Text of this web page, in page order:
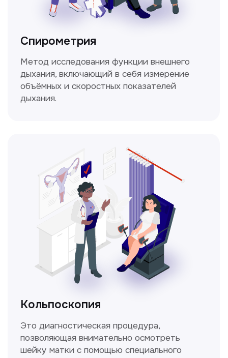
Не нашли нужную
информацию в прайсе?
Заполните форму, и мы всё
уточним!
Нажимая на кнопку «Получить консультацию», вы
даёте согласие на обработку персональных
данных и соглашаетесь c политикой
конфиденциальности
Получить консультацию
У нас работают
Стаж >10лет